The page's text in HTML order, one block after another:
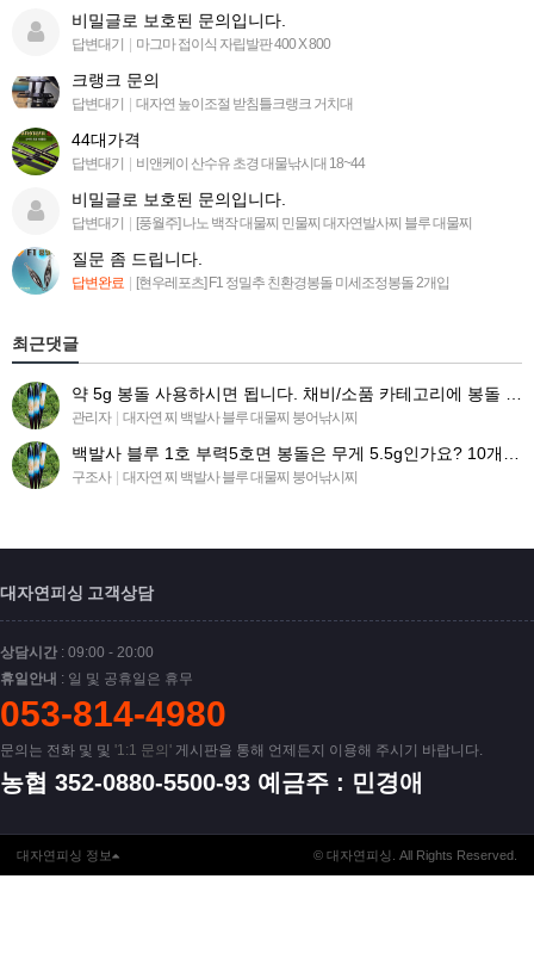
비밀글로 보호된 문의입니다.
답변대기 | 마그마 접이식 자립발판 400 X 800
크랭크 문의
답변대기 | 대자연 높이조절 받침틀크랭크 거치대
44대가격
답변대기 | 비앤케이 산수유 초경 대물낚시대 18~44
비밀글로 보호된 문의입니다.
답변대기 | [풍월주] 나노 백작 대물찌 민물찌 대자연발사찌 블루 대물찌
질문 좀 드립니다.
답변완료 | [현우레포츠] F1 정밀추 친환경봉돌 미세조정봉돌 2개입
최근댓글
관리자 | 대자연 찌 백발사 블루 대물찌 붕어낚시찌
구조사 | 대자연 찌 백발사 블루 대물찌 붕어낚시찌
대자연피싱 고객상담
상담시간 : 09:00 - 20:00
휴일안내 : 일 및 공휴일은 휴무
053-814-4980
문의는 전화 및 및 '1:1 문의' 게시판을 통해 언제든지 이용해 주시기 바랍니다.
농협 352-0880-5500-93 예금주 : 민경애
대자연피싱 정보 © 대자연피싱. All Rights Reserved.